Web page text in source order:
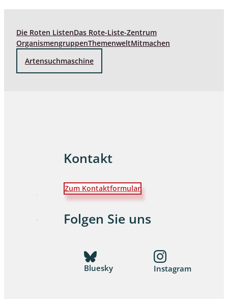
Die Roten ListenDas Rote-Liste-Zentrum
OrganismengruppenThemenweltMitmachen
Artensuchmaschine
Kontakt
Zum Kontaktformular
Folgen Sie uns
Bluesky Instagram